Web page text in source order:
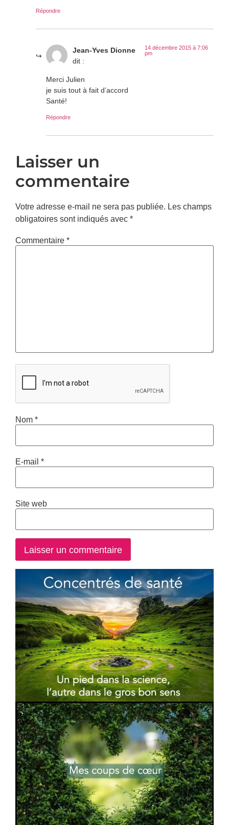
Répondre
Jean-Yves Dionne
dit :
14 décembre 2015 à 7:06
pm
Merci Julien
je suis tout à fait d’accord
Santé!
Répondre
Laisser un
commentaire
Votre adresse e-mail ne sera pas publiée. Les champs
obligatoires sont indiqués avec*
Commentaire*
Nom*
E-mail *
Site web